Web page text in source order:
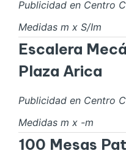
Publicidad en Centro
Medidas m x S/Im
Escalera
Plaza Arica
Publicidad en Centro
Medidas m x -m
100 Mesas